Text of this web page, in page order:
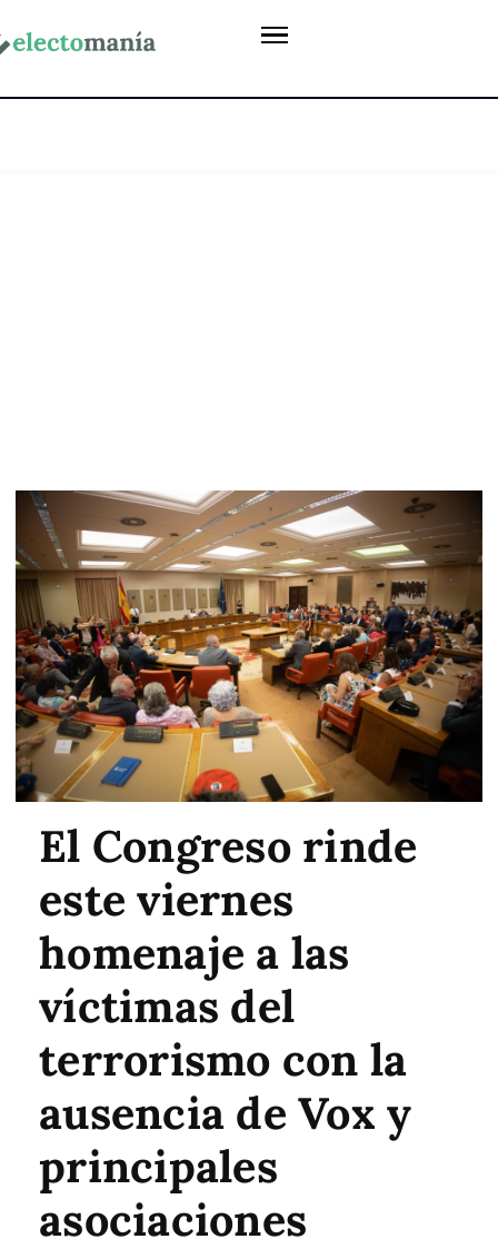
El Congreso rinde
este viernes
homenaje a las
víctimas del
terrorismo con la
ausencia de Vox y
principales
asociaciones